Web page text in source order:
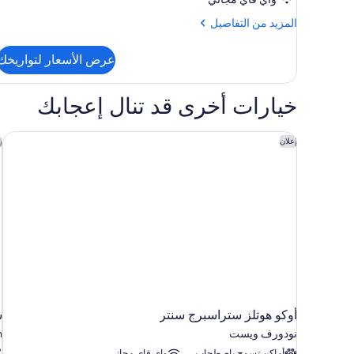
المزيد من التفاصيل
المزيد
الغرفة
عرض الأسعار
خيارات أخرى قد تنال إعجابك
إعلان
أوكو هوتلز ستراسبرج سنتر
نودورف ويست
أوكو هوتلز ستراسبرج سنتر